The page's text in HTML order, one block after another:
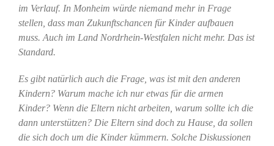
im Verlauf. In Monheim würde niemand mehr in Frage
stellen, dass man Zukunftschancen für Kinder aufbauen
muss. Auch im Land Nordrhein-Westfalen nicht mehr. Das ist
Standard.
Es gibt natürlich auch die Frage, was ist mit den anderen
Kindern? Warum mache ich nur etwas für die armen
Kinder? Wenn die Eltern nicht arbeiten, warum sollte ich die
dann unterstützen? Die Eltern sind doch zu Hause, da sollen
die sich doch um die Kinder kümmern. Solche Diskussionen